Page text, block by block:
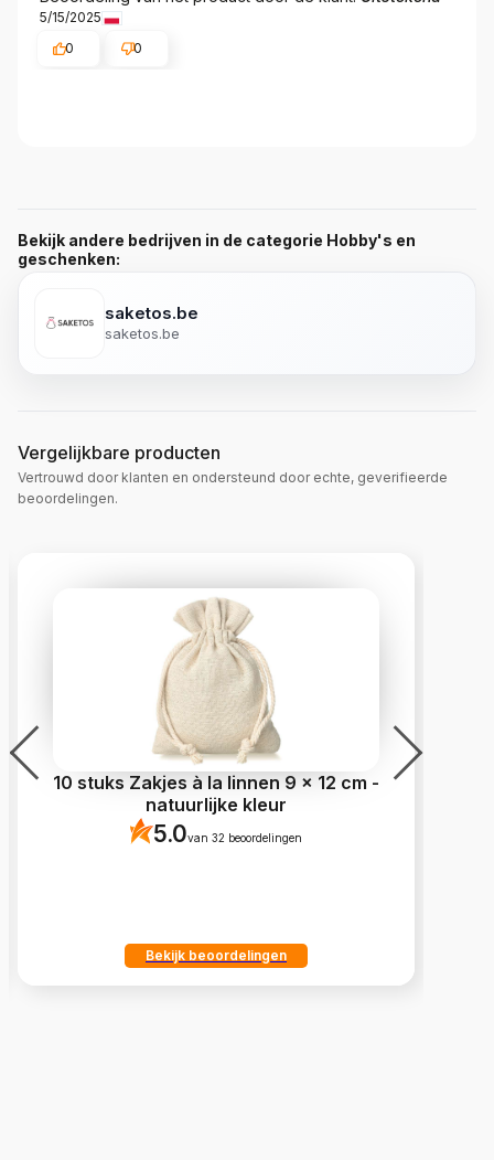
5/15/2025
0
0
Bekijk andere bedrijven in de categorie Hobby's en
geschenken:
saketos.be
saketos.be
Vergelijkbare producten
Vertrouwd door klanten en ondersteund door echte, geverifieerde
beoordelingen.
10 stuks Zakjes à la linnen 9 x 12 cm -
natuurlijke kleur
5.0van 32 beoordelingen
Bekijk beoordelingen